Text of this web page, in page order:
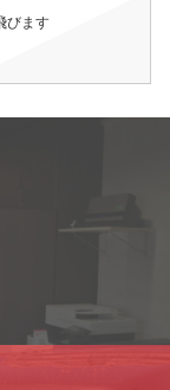
びます